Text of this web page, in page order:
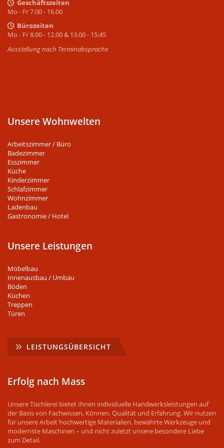
Geschäftszeiten
Mo - Fr 7.00 - 16.00
Bürozeiten
Mo - Fr 8.00 - 12.00 & 13.00 - 15:45
Ausstellung nach Terminabsprache
Unsere Wohnwelten
Arbeitszimmer / Büro
Badezimmer
Esszimmer
Küche
Kinderzimmer
Schlafzimmer
Wohnzimmer
Ladenbau
Gastronomie / Hotel
Unsere Leistungen
Möbelbau
Innenausbau / Umbau
Böden
Küchen
Treppen
Türen
LEISTUNGSÜBERSICHT
Erfolg nach Mass
Unsere Tischlerei bietet Ihnen individuelle Handwerksleistungen auf
der Basis von Fachwissen, Können, Qualität und Erfahrung. Wir nutzen
für unsere Arbeit hochwertige Materialien, bewährte Werkzeuge und
modernste Maschinen – und nicht zuletzt unsere besondere Liebe
zum Detail.